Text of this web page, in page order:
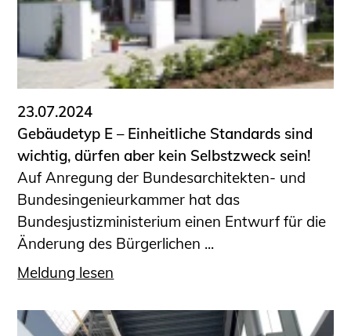
23.07.2024
Gebäudetyp E – Einheitliche Standards sind
wichtig, dürfen aber kein Selbstzweck sein!
Auf Anregung der Bundesarchitekten- und
Bundesingenieurkammer hat das
Bundesjustizministerium einen Entwurf für die
Änderung des Bürgerlichen ...
Meldung lesen